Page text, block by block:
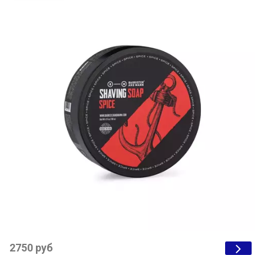
2750 руб